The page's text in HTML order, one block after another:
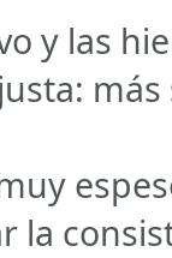
y las
la